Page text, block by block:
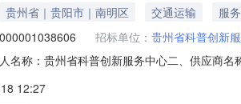
贵州省｜贵阳市｜南明区 交通运输
服务
招标单位： 贵州省科普创新
名称：贵州省科普创新服务中心二、供应商
服务要求或标的基本概况：七、其它事项
12:27